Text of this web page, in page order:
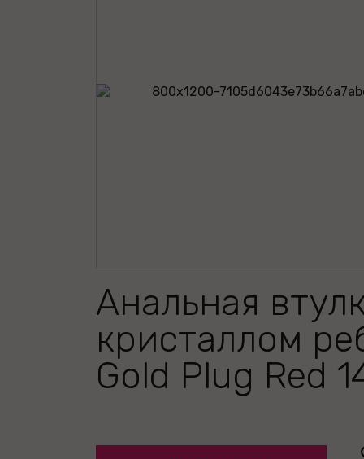
Анальная
кристаллом
Gold Plug Red